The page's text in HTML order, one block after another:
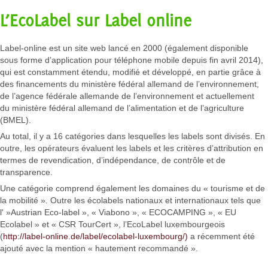
L’EcoLabel sur Label online
Label-online est un site web lancé en 2000 (également disponible
sous forme d’application pour téléphone mobile depuis fin avril 2014),
qui est constamment étendu, modifié et développé, en partie grâce à
des financements du ministère fédéral allemand de l’environnement,
de l’agence fédérale allemande de l’environnement et actuellement
du ministère fédéral allemand de l’alimentation et de l’agriculture
(BMEL).
Au total, il y a 16 catégories dans lesquelles les labels sont divisés. En
outre, les opérateurs évaluent les labels et les critères d’attribution en
termes de revendication, d’indépendance, de contrôle et de
transparence.
Une catégorie comprend également les domaines du « tourisme et de
la mobilité ». Outre les écolabels nationaux et internationaux tels que
l' »Austrian Eco-label », « Viabono », « ECOCAMPING », « EU
Ecolabel » et « CSR TourCert », l’EcoLabel luxembourgeois
(http://label-online.de/label/ecolabel-luxembourg/) a récemment été
ajouté avec la mention « hautement recommandé ».